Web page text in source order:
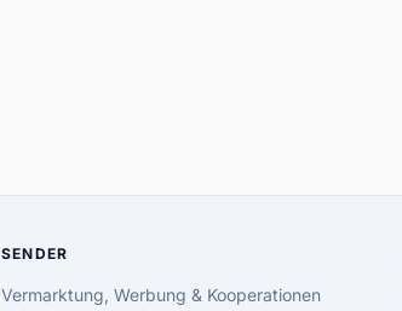
SENDER
Vermarktung, Werbung & Kooperationen